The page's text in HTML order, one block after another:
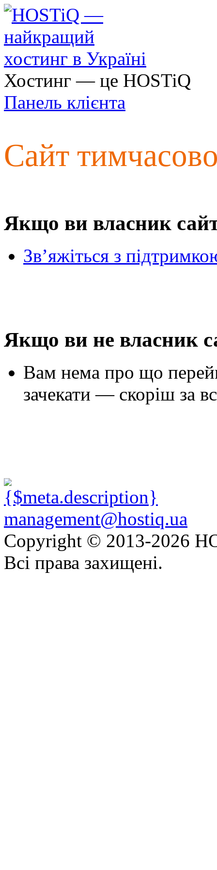
Хостинг — це HOSTiQ
Панель клієнта
Сайт
Якщо ви власник
Зв’яжіться з
Якщо ви не власник
Вам нема про що
зачекати — скоріш за
management@hostiq.ua
Copyright © 2013-2026
Всі права захищені.